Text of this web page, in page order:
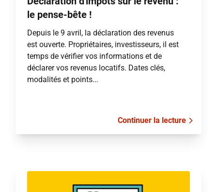
le pense-bête !
Depuis le 9 avril, la déclaration des revenus
est ouverte. Propriétaires, investisseurs, il est
temps de vérifier vos informations et de
déclarer vos revenus locatifs. Dates clés,
modalités et points...
Continuer la lecture